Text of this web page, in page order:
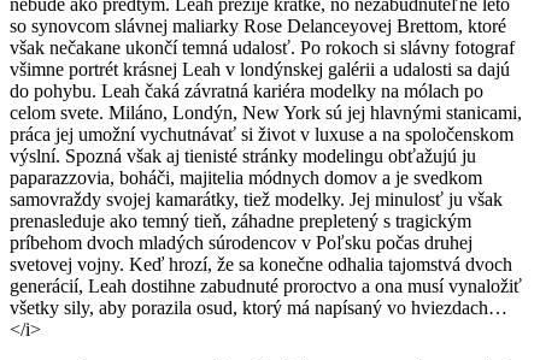
so synovcom slávnej maliarky Rose Delanceyovej Brettom, ktoré
však nečakane ukončí temná udalosť. Po rokoch si slávny fotograf
všimne portrét krásnej Leah v londýnskej galérii a udalosti sa dajú
do pohybu. Leah čaká závratná kariéra modelky na mólach po
celom svete. Miláno, Londýn, New York sú jej hlavnými stanicami,
práca jej umožní vychutnávať si život v luxuse a na spoločenskom
výslní. Spozná však aj tienisté stránky modelingu obťažujú ju
paparazzovia, boháči, majitelia módnych domov a je svedkom
samovraždy svojej kamarátky, tiež modelky. Jej minulosť ju však
prenasleduje ako temný tieň, záhadne prepletený s tragickým
príbehom dvoch mladých súrodencov v Poľsku počas druhej
svetovej vojny. Keď hrozí, že sa konečne odhalia tajomstvá dvoch
generácií, Leah dostihne zabudnuté proroctvo a ona musí vynaložiť
všetky sily, aby porazila osud, ktorý má napísaný vo hviezdach…
</i>